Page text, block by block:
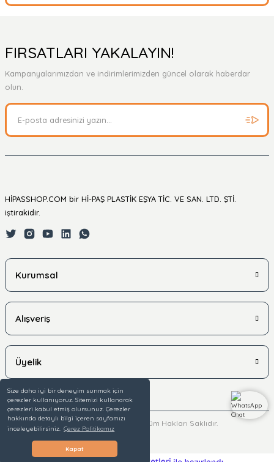
Size daha iyi bir deneyim sunmak için
çerezler kullanıyoruz. Sitemizi kullanarak
çerezleri kabul etmiş olursunuz. Çerezler
hakkında detaylı bilgi içeren sayfamızı
inceleyebilirsiniz. Çerez Politikamız
Kapat
Bu ürüne ilk yorumu siz yapın!
Ürün hakkında henüz soru sorulmamış.
FIRSATLARI YAKALAYIN!
Kampanyalarımızdan ve indirimlerimizden güncel olarak haberdar
olun.
HİPASSHOP.COM bir Hİ-PAŞ PLASTİK EŞYA TİC. VE SAN. LTD. ŞTİ.
iştirakidir.
Kurumsal
Alışveriş
Üyelik
© 2025 hipasshop.com - Tüm Hakları Saklıdır.